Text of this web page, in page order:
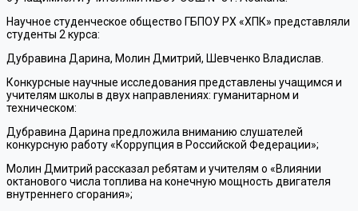
Научное студенческое общество ГБПОУ РХ «ХПК» представляли
студенты 2 курса:
Дубравина Дарина, Молин Дмитрий, Шевченко Владислав.
Конкурсные научные исследования представлены учащимся и
учителям школы в двух направлениях: гуманитарном и
техническом:
Дубравина Дарина предложила вниманию слушателей
конкурсную работу «Коррупция в Российской Федерации»;
Молин Дмитрий рассказал ребятам и учителям о «Влиянии
октанового числа топлива на конечную мощность двигателя
внутреннего сгорания»;